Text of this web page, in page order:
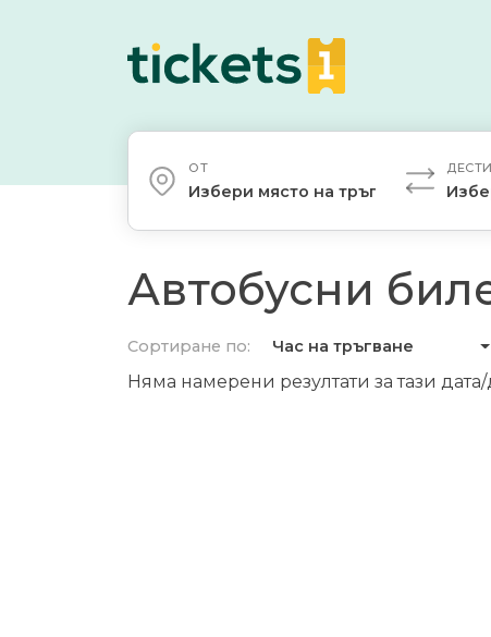
ОТ
Избери място на тръгване
Автобусни
Сортиране по: Час на тръгване
Няма намерени резултати за тази